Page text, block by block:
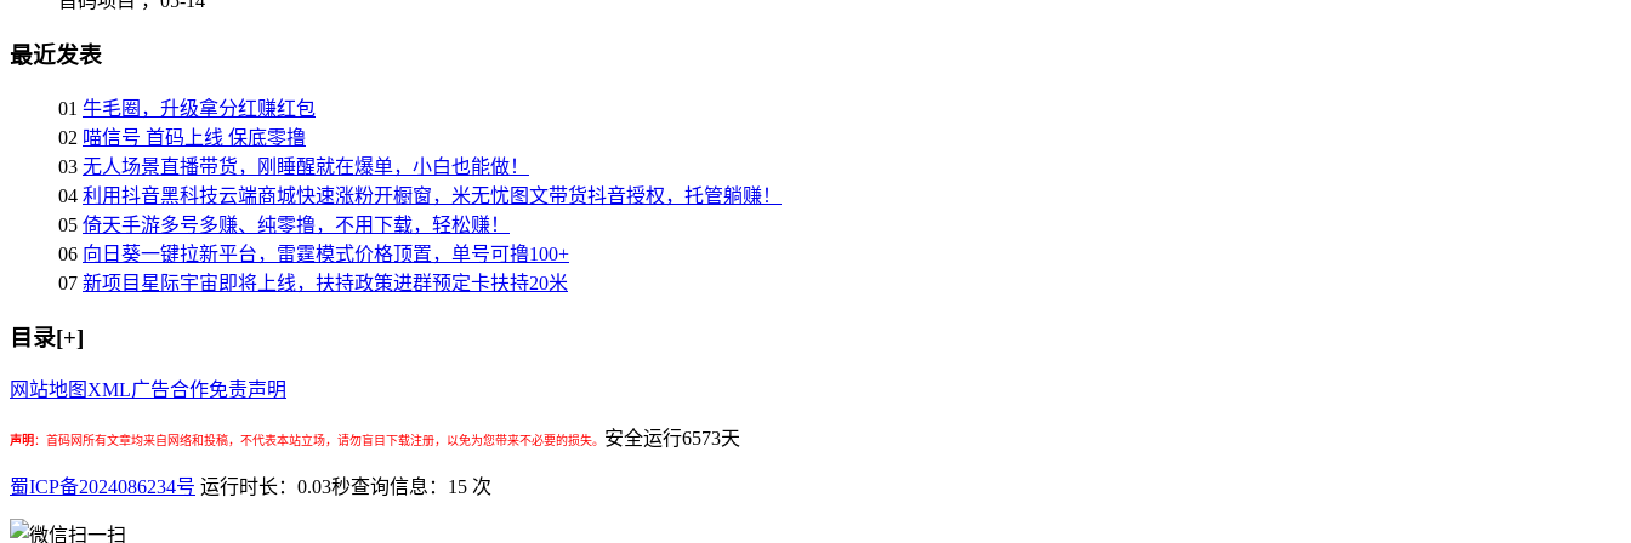
最近发表
01 牛毛圈，升级拿分红赚红包
02 喵信号 首码上线 保底零撸
03 无人场景直播带货，刚睡醒就在爆单，小白也能做！
04 利用抖音黑科技云端商城快速涨粉开橱窗，米无忧图文带货抖音授权，托管躺赚！
05 倚天手游多号多赚、纯零撸，不用下载，轻松赚！
06 向日葵一键拉新平台，雷霆模式价格顶置，单号可撸100+
07 新项目星际宇宙即将上线，扶持政策进群预定卡扶持20米
目录[+]
网站地图 XML广告合作免责声明
声明： 首码网所有文章均来自网络和投稿，不代表本站立场，请勿盲目下载注册，以免为您带来不必要的损失。 安全运行6573天
蜀ICP备2024086234号 运行时长：0.03秒查询信息：15 次